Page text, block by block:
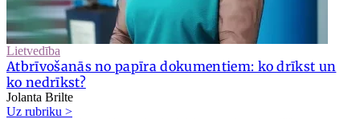
Lietvedība
Atbrīvošanās no papīra dokumentiem: ko drīkst un
ko nedrīkst?
Jolanta Brilte
Uz rubriku >